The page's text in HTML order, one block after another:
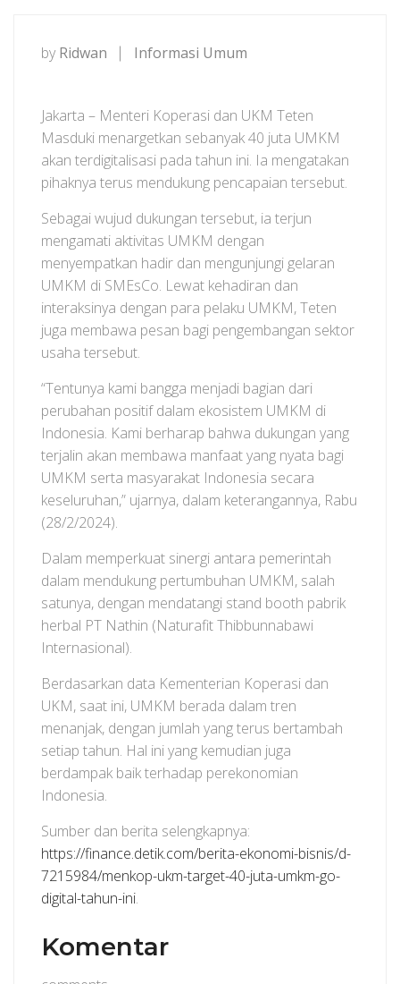
by Ridwan Informasi Umum
Jakarta – Menteri Koperasi dan UKM Teten
Masduki menargetkan sebanyak 40 juta UMKM
akan terdigitalisasi pada tahun ini. Ia mengatakan
pihaknya terus mendukung pencapaian tersebut.
Sebagai wujud dukungan tersebut, ia terjun
mengamati aktivitas UMKM dengan
menyempatkan hadir dan mengunjungi gelaran
UMKM di SMEsCo. Lewat kehadiran dan
interaksinya dengan para pelaku UMKM, Teten
juga membawa pesan bagi pengembangan sektor
usaha tersebut.
“Tentunya kami bangga menjadi bagian dari
perubahan positif dalam ekosistem UMKM di
Indonesia. Kami berharap bahwa dukungan yang
terjalin akan membawa manfaat yang nyata bagi
UMKM serta masyarakat Indonesia secara
keseluruhan,” ujarnya, dalam keterangannya, Rabu
(28/2/2024).
Dalam memperkuat sinergi antara pemerintah
dalam mendukung pertumbuhan UMKM, salah
satunya, dengan mendatangi stand booth pabrik
herbal PT Nathin (Naturafit Thibbunnabawi
Internasional).
Berdasarkan data Kementerian Koperasi dan
UKM, saat ini, UMKM berada dalam tren
menanjak, dengan jumlah yang terus bertambah
setiap tahun. Hal ini yang kemudian juga
berdampak baik terhadap perekonomian
Indonesia.
Sumber dan berita selengkapnya:
https://finance.detik.com/berita-ekonomi-bisnis/d-
7215984/menkop-ukm-target-40-juta-umkm-go-
digital-tahun-ini.
Komentar